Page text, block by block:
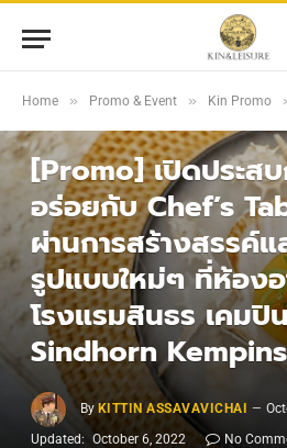
Home » Promo & Event » Kin Promo
[Promo] เปิดประส
อร่อยกับ Chef’s
ผ่านการสร้างสรรค์แ
รูปแบบใหม่ๆ ที่ห้องอ
โรงแรมสินธร เคม
Sindhorn
By KITTIN ASSAVAVICHAI
Updated: October 6, 2022 No